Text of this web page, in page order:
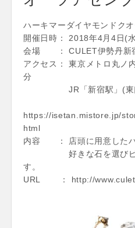
ハーキマーダイヤモンドク
開催日時： 2018年4月4日(
会場 ： CULET伊勢丹新
アクセス： 東京メトロ丸ノ
分
JR「新宿駅」(東口
https://isetan.mistore.jp/
html
内容 ： 店頭に用意したハ
好きな石を選びピア
す。
URL ： http://